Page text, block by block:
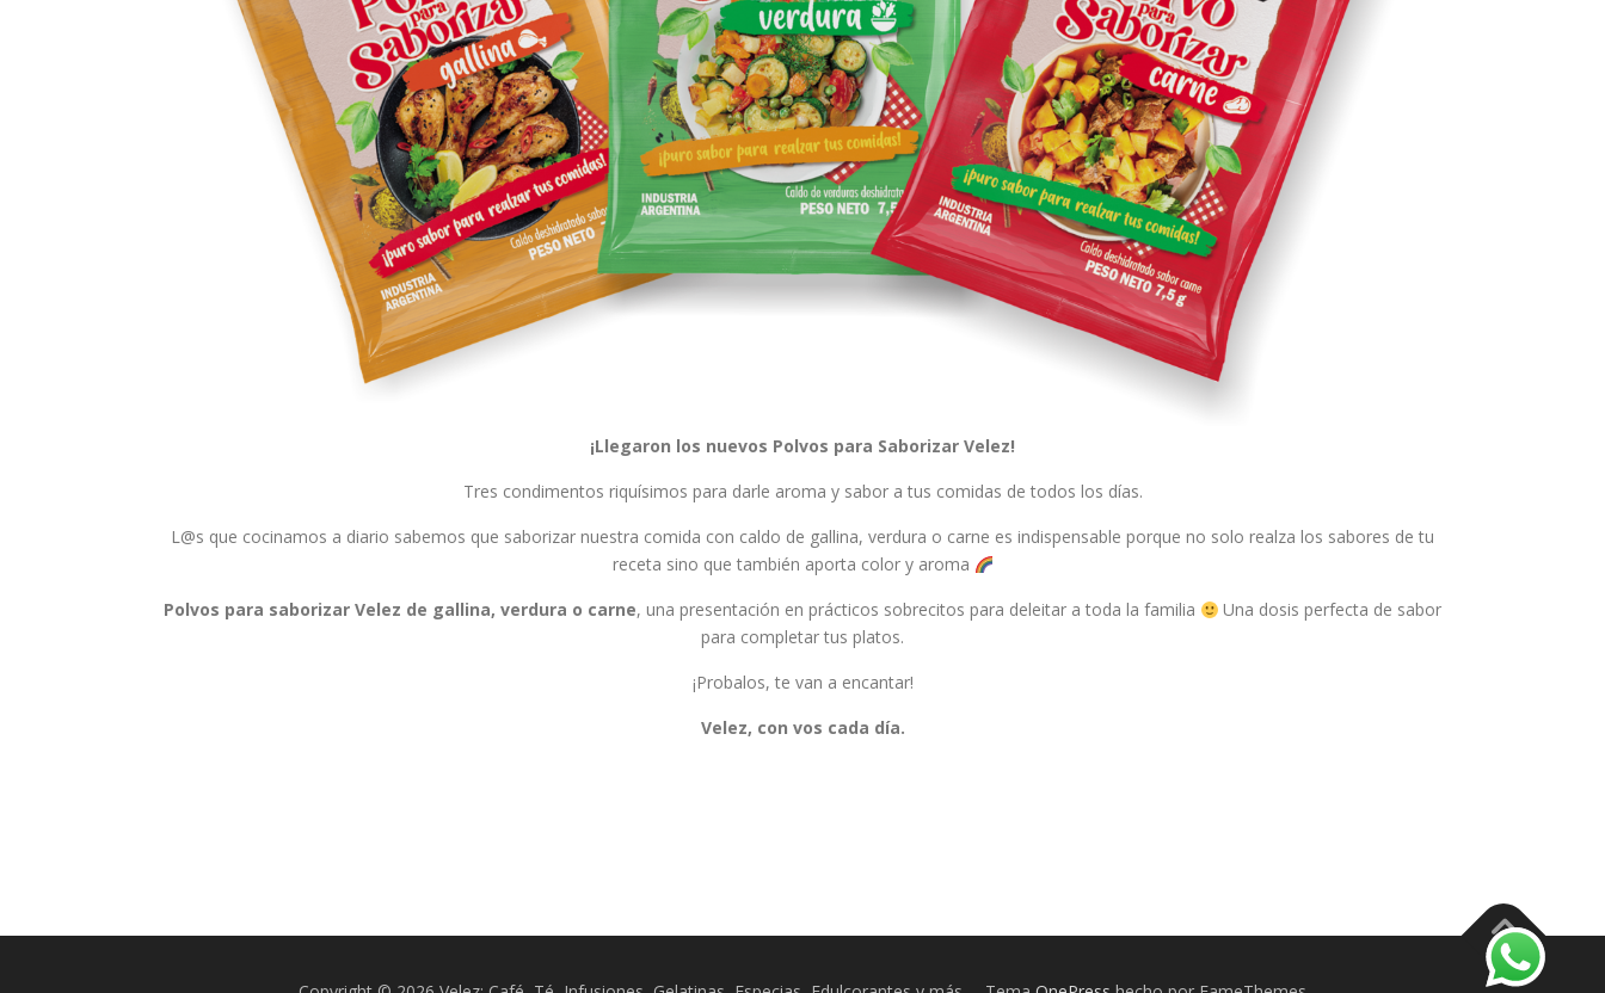
¡Llegaron los nuevos Polvos para Saborizar Velez!
Tres condimentos riquísimos para darle aroma y sabor a tus comidas de todos los días.
L@s que cocinamos a diario sabemos que saborizar nuestra comida con caldo de gallina, verdura o carne es indispensable porque no solo realza los sabores de tu
receta sino que también aporta color y aroma
Polvos para saborizar Velez de gallina, verdura o carne, una presentación en prácticos sobrecitos para deleitar a toda la familia
Una dosis perfecta de sabor
para completar tus platos.
¡Probalos, te van a encantar!
Velez, con vos cada día.